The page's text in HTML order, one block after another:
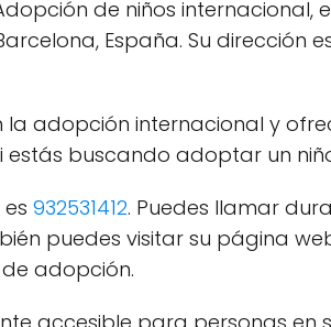
de niños internacional,
España. Su dirección
la adopción internacional y
buscando adoptar un
932531412. Puedes llamar
puedes visitar su página
adopción.